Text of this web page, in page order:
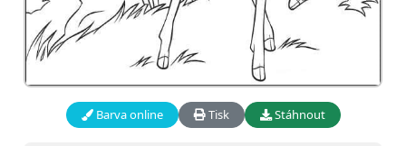
Barva online Tisk Stáhnout